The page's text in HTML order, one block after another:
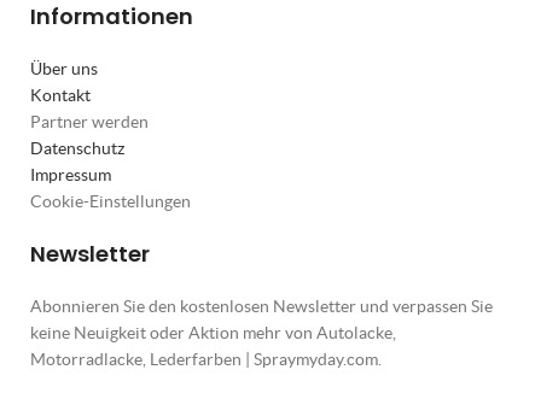
Informationen
Über uns
Kontakt
Partner werden
Datenschutz
Impressum
Cookie-Einstellungen
Newsletter
Abonnieren Sie den kostenlosen Newsletter und verpassen Sie
keine Neuigkeit oder Aktion mehr von Autolacke,
Motorradlacke, Lederfarben | Spraymyday.com.